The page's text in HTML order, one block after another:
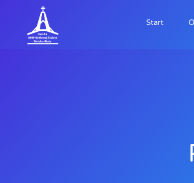
Start